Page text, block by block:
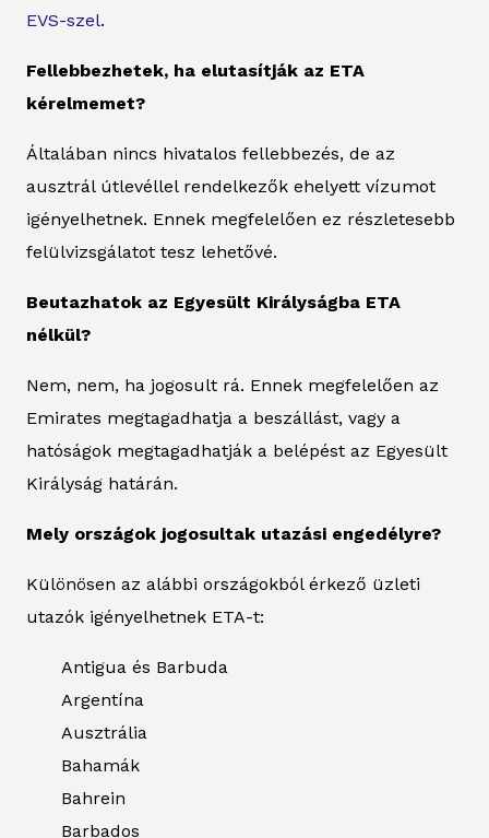
EVS-szel.
Fellebbezhetek, ha elutasítják az ETA
kérelmemet?
Általában nincs hivatalos fellebbezés, de az
ausztrál útlevéllel rendelkezők ehelyett vízumot
igényelhetnek. Ennek megfelelően ez részletesebb
felülvizsgálatot tesz lehetővé.
Beutazhatok az Egyesült Királyságba ETA
nélkül?
Nem, nem, ha jogosult rá. Ennek megfelelően az
Emirates megtagadhatja a beszállást, vagy a
hatóságok megtagadhatják a belépést az Egyesült
Királyság határán.
Mely országok jogosultak utazási engedélyre?
Különösen az alábbi országokból érkező üzleti
utazók igényelhetnek ETA-t:
Antigua és Barbuda
Argentína
Ausztrália
Bahamák
Bahrein
Barbados